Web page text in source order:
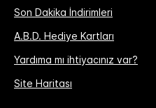
Son Dakika İndirimleri
A.B.D. Hediye Kartları
Yardıma mı ihtiyacınız var?
Site Haritası